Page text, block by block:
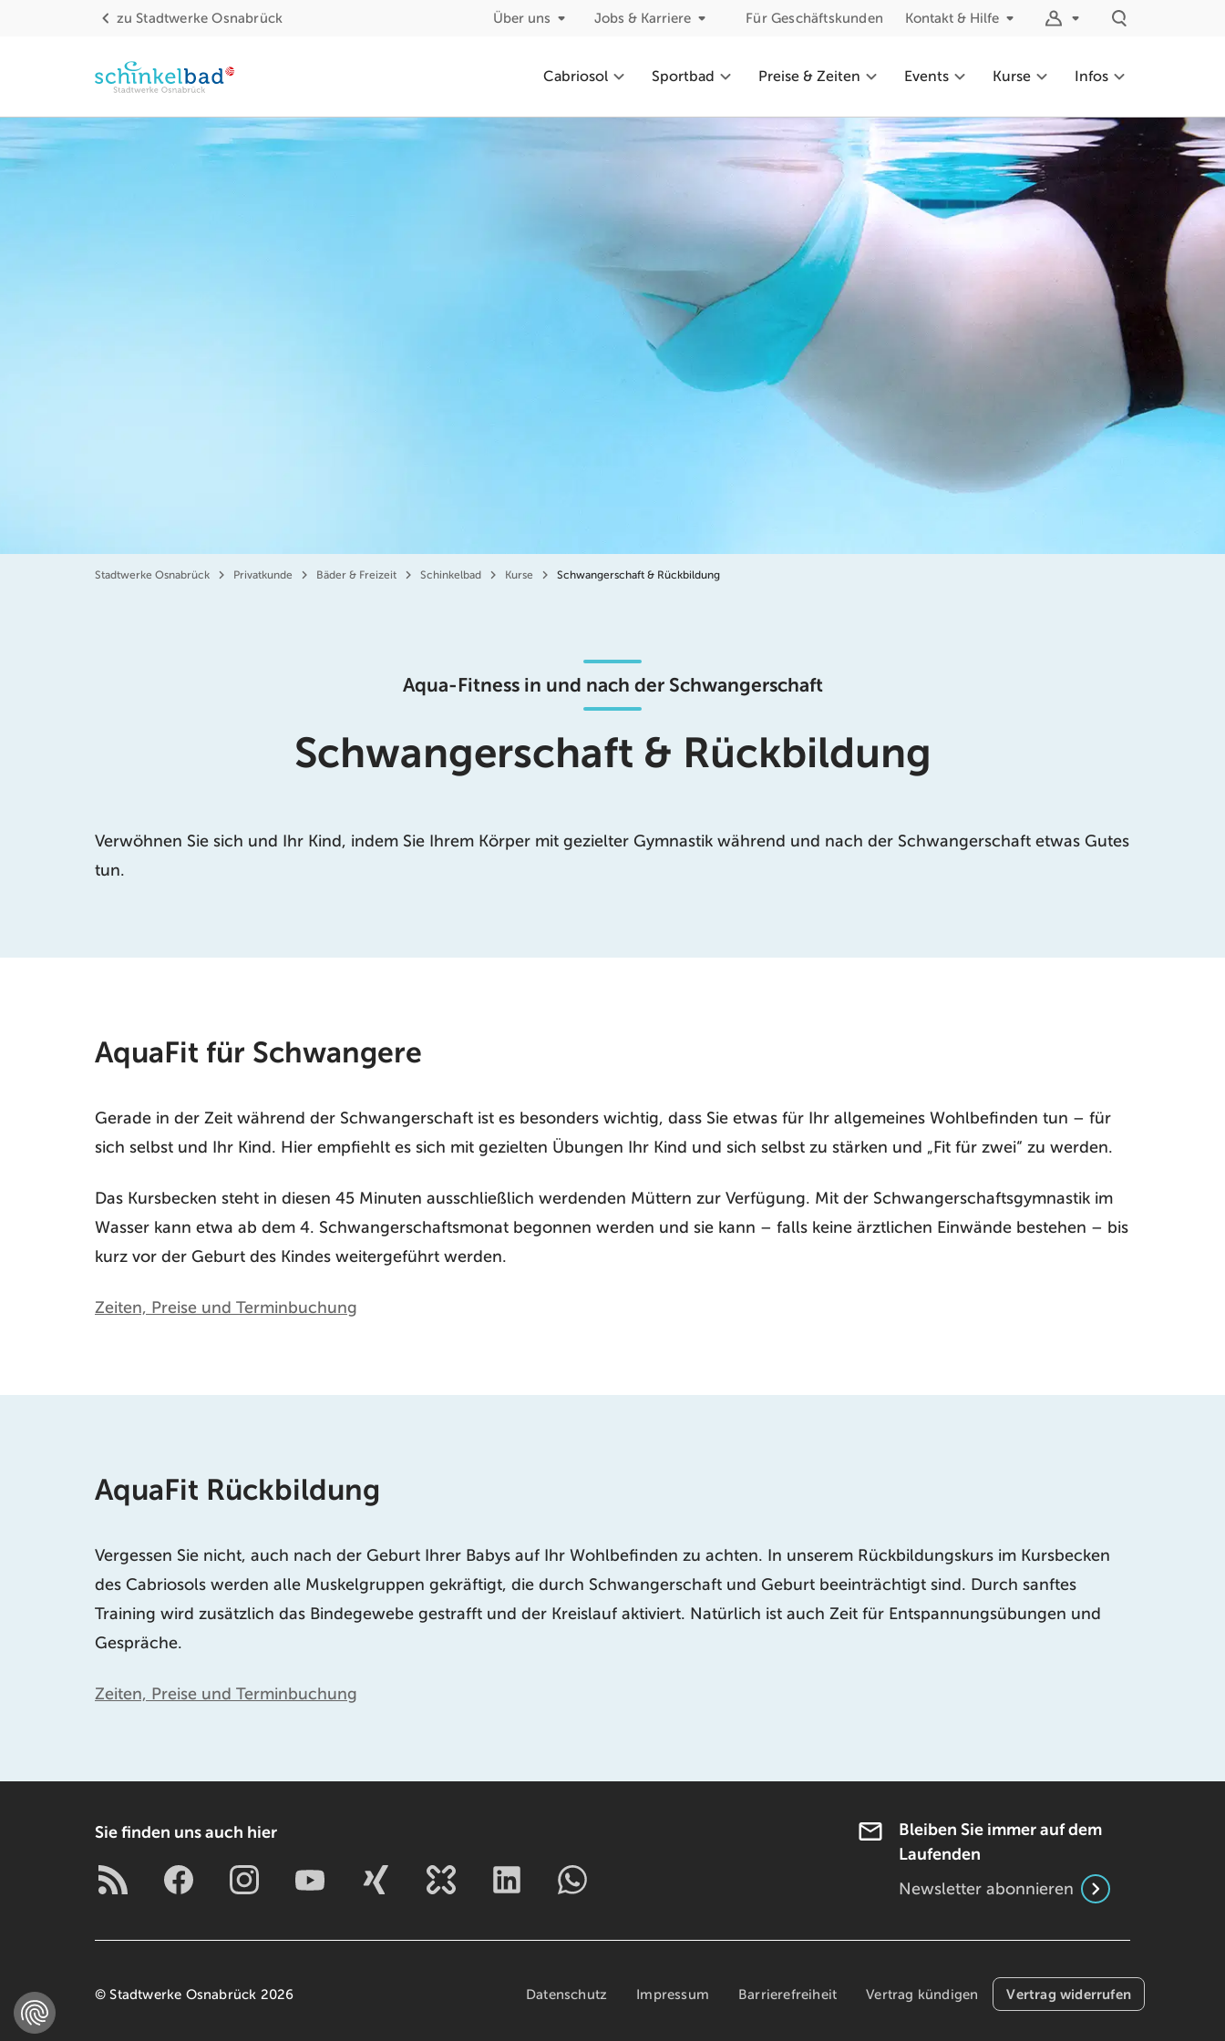
zu Stadtwerke Osnabrück Über uns Jobs & Karriere Für Geschäftskunden Kontakt & Hilfe
Cabriosol Sportbad Preise & Zeiten Events Kurse Infos
Stadtwerke Osnabrück Privatkunde Bäder & Freizeit Schinkelbad Kurse Schwangerschaft & Rückbildung
Aqua-Fitness in und nach der Schwangerschaft
Schwangerschaft & Rückbildung
Verwöhnen Sie sich und Ihr Kind, indem Sie Ihrem Körper mit gezielter Gymnastik während und nach der Schwangerschaft etwas Gutes
tun.
AquaFit für Schwangere
Gerade in der Zeit während der Schwangerschaft ist es besonders wichtig, dass Sie etwas für Ihr allgemeines Wohlbefinden tun – für
sich selbst und Ihr Kind. Hier empfiehlt es sich mit gezielten Übungen Ihr Kind und sich selbst zu stärken und „Fit für zwei“ zu werden.
Das Kursbecken steht in diesen 45 Minuten ausschließlich werdenden Müttern zur Verfügung. Mit der Schwangerschaftsgymnastik im
Wasser kann etwa ab dem 4. Schwangerschaftsmonat begonnen werden und sie kann – falls keine ärztlichen Einwände bestehen – bis
kurz vor der Geburt des Kindes weitergeführt werden.
Zeiten, Preise und Terminbuchung
AquaFit Rückbildung
Vergessen Sie nicht, auch nach der Geburt Ihrer Babys auf Ihr Wohlbefinden zu achten. In unserem Rückbildungskurs im Kursbecken
des Cabriosols werden alle Muskelgruppen gekräftigt, die durch Schwangerschaft und Geburt beeinträchtigt sind. Durch sanftes
Training wird zusätzlich das Bindegewebe gestrafft und der Kreislauf aktiviert. Natürlich ist auch Zeit für Entspannungsübungen und
Gespräche.
Zeiten, Preise und Terminbuchung
Sie finden uns auch hier
Bleiben Sie immer auf dem
Laufenden
Newsletter abonnieren
© Stadtwerke Osnabrück 2026 Datenschutz Impressum Barrierefreiheit Vertrag kündigen Vertrag widerrufen